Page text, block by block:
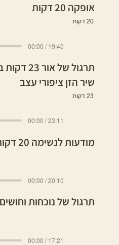
אופקה 20 דקות
20 דקות
00:00 / 19:40
תרגול של
שיר הזן ציפורי עצב
23 דקות
00:00 / 23:11
מודעות לנשימה 20 דקות
00:00 / 20:10
תרגול של נוכחות וחושים
00:00 / 17:21